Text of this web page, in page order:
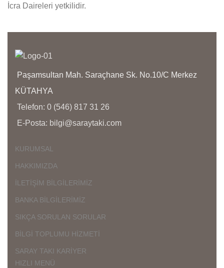
İcra Daireleri yetkilidir.
Paşamsultan Mah. Saraçhane Sk. No.10/C Merkez
KÜTAHYA
Telefon: 0 (546) 817 31 26
E-Posta: bilgi@saraytaki.com
KURUMSAL
HAKKIMIZDA
İLETİŞİM BİLGİLERİMİZ
BANKA BİLGİLERİMİZ
SIKÇA SORULAN SORULAR
BİLGİ TOPLUMU HİZMETİ
SARAY TAKI KARİYER
HIZLI MENÜ